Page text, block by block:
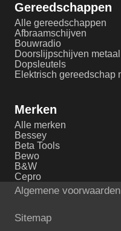
Gereedschappen
Alle gereedschappen
Afbraamschijven
Bouwradio
Doorslijpschijven metaal
Dopsleutels
Merken
Alle merken
Bessey
Beta Tools
Bewo
B&W
Cepro
Algemene voorwaarden
Sitemap